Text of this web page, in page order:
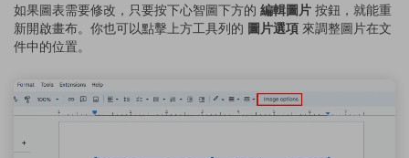
如果圖表需要修改，只要按下心智圖下方的 編輯圖片 按鈕，就能重
新開啟畫布。你也可以點擊上方工具列的 圖片選項 來調整圖片在文
件中的位置。